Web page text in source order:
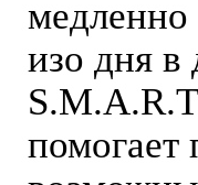
медленно
изо дня в
помогает